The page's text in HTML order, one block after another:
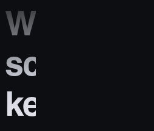
Wir
schneiden
keine